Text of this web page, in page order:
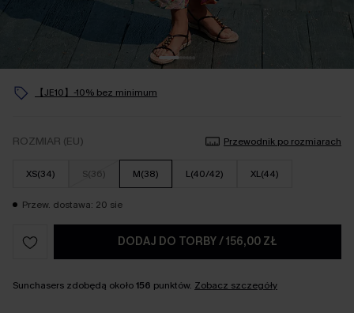
【JE10】-10% bez minimum
ROZMIAR (EU) Przewodnik po rozmiarach
XS(34) S(36) M(38) L(40/42) XL(44)
Przew. dostawa: 20 sie
DODAJ DO TORBY/156,00 ZŁ
Sunchasers zdobędą około156 punktów. Zobacz szczegóły